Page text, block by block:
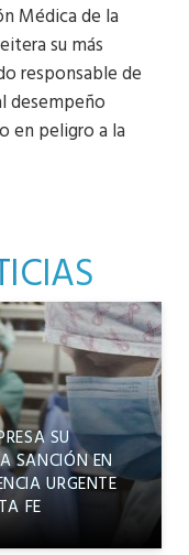
Médica de la
su más
responsable de
desempeño
en peligro a la
SU
SANCIÓN EN
URGENTE
FE